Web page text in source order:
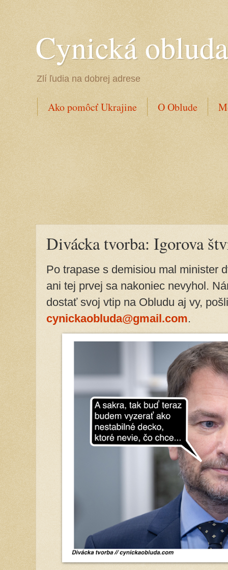
Cynická obluda
Zlí ľudia na dobrej adrese
Ako pomôcť Ukrajine O Oblude
Divácka tvorba: Igorova
Po trapase s demisiou mal minister
ani tej prvej sa nakoniec nevyhol.
dostať svoj vtip na Obludu aj vy,
cynickaobluda@gmail.com.